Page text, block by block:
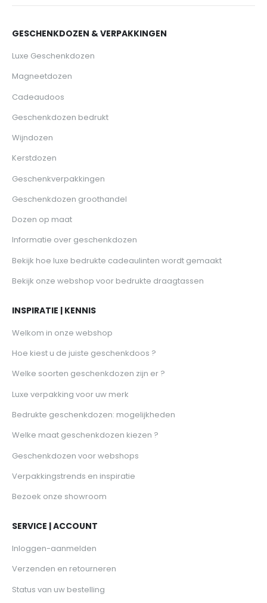
GESCHENKDOZEN & VERPAKKINGEN
Luxe Geschenkdozen
Magneetdozen
Cadeaudoos
Geschenkdozen bedrukt
Wijndozen
Kerstdozen
Geschenkverpakkingen
Geschenkdozen groothandel
Dozen op maat
Informatie over geschenkdozen
Bekijk hoe luxe bedrukte cadeaulinten wordt gemaakt
Bekijk onze webshop voor bedrukte draagtassen
INSPIRATIE | KENNIS
Welkom in onze webshop
Hoe kiest u de juiste geschenkdoos ?
Welke soorten geschenkdozen zijn er ?
Luxe verpakking voor uw merk
Bedrukte geschenkdozen: mogelijkheden
Welke maat geschenkdozen kiezen ?
Geschenkdozen voor webshops
Verpakkingstrends en inspiratie
Bezoek onze showroom
SERVICE | ACCOUNT
Inloggen-aanmelden
Verzenden en retourneren
Status van uw bestelling